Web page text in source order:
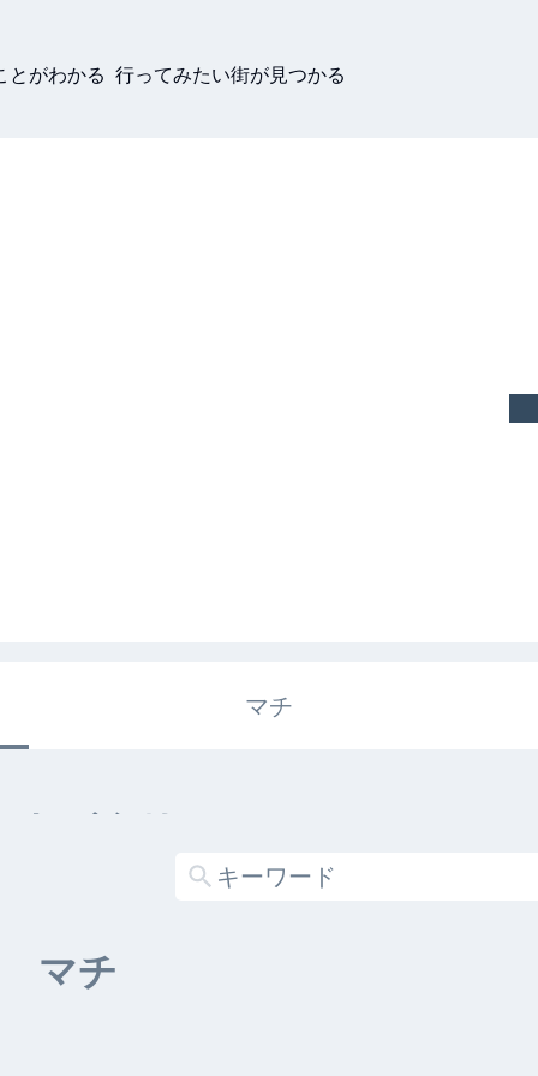
とがわかる 行ってみたい街が見つかる
マチ
キガタリ
マチ